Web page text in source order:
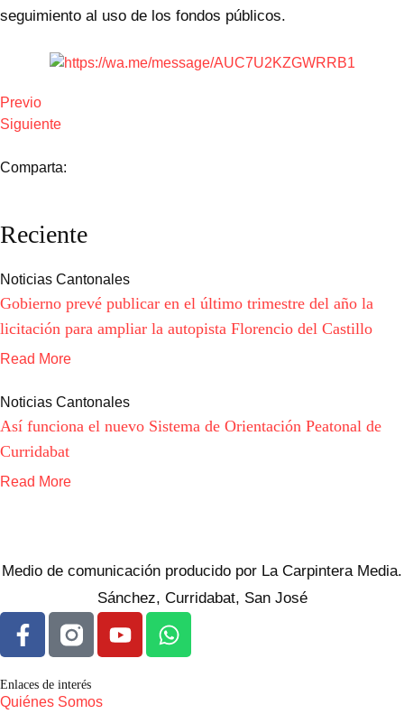
seguimiento al uso de los fondos públicos.
Previo
Siguiente
Comparta:
Reciente
Noticias Cantonales
Gobierno prevé publicar en el último trimestre del año la
licitación para ampliar la autopista Florencio del Castillo
Read More
Noticias Cantonales
Así funciona el nuevo Sistema de Orientación Peatonal de
Curridabat
Read More
Medio de comunicación producido por La Carpintera Media.
Sánchez, Curridabat, San José
Enlaces de interés
Quiénes Somos